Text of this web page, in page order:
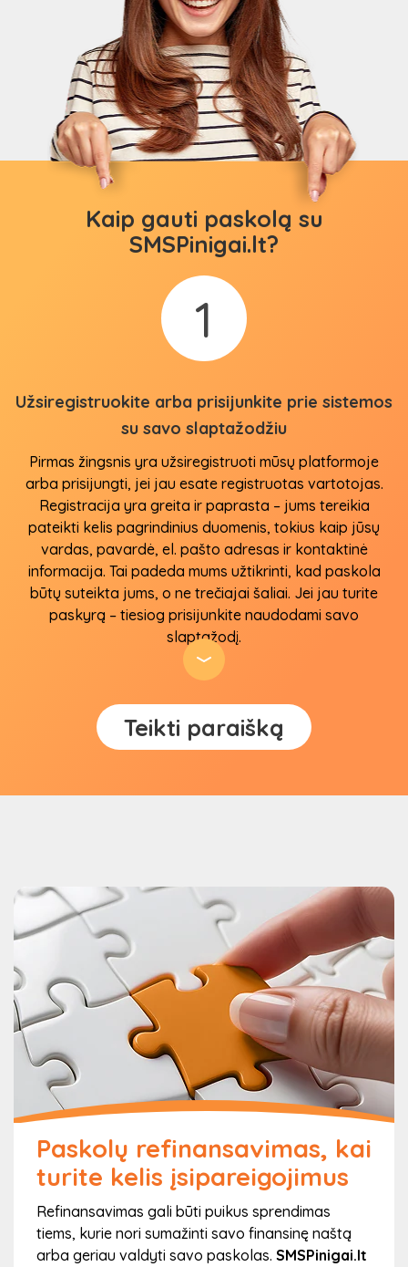
Kaip gauti paskolą su
SMSPinigai.lt?
1
Užsiregistruokite arba prisijunkite prie sistemos
su savo slaptažodžiu
Pirmas žingsnis yra užsiregistruoti mūsų platformoje
arba prisijungti, jei jau esate registruotas vartotojas.
Registracija yra greita ir paprasta – jums tereikia
pateikti kelis pagrindinius duomenis, tokius kaip jūsų
vardas, pavardė, el. pašto adresas ir kontaktinė
informacija. Tai padeda mums užtikrinti, kad paskola
būtų suteikta jums, o ne trečiajai šaliai. Jei jau turite
paskyrą – tiesiog prisijunkite naudodami savo
slaptažodį.
2
pinigų norite pasiskolinti ir kokiam laikotarpiui
pageidaujate. Mūsų sistema siūlo įvairias sumas ir
grąžinimo terminus, todėl galėsite pasirinkti tai, kas
geriausiai atitinka jūsų finansinius poreikius.
Priklausomai nuo jūsų situacijos – galite rinktis
trumpalaikę ar ilgalaikę paskolą, kad ji atitiktų jūsų
biudžetą.
3
Po registracijos užpildykite paraišką ir
spauskite „Teikti paraišką“
Užpildžius pageidaujamas sumas ir terminus – turėsite
Teikti paraišką
Paskolų refinansavimas, kai
turite kelis įsipareigojimus
Refinansavimas gali būti puikus sprendimas
tiems, kurie nori sumažinti savo finansinę naštą
arba geriau valdyti savo paskolas. SMSPinigai.lt